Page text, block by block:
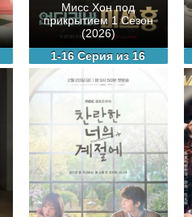
Мисс Хон под
прикрытием 1 Сезон
(2026)
1-16 Серия из 16